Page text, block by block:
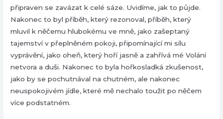
připraven se zavázat k celé sáze. Uvidíme, jak to půjde.
Nakonec to byl příběh, který rezonoval, příběh, který
mluvil k něčemu hlubokému ve mně, jako zašeptaný
tajemství v přeplněném pokoji, připomínající mi sílu
vyprávění, jako oheň, který hoří jasně a zahřívá mé Volání
netvora a duši. Nakonec to byla hořkosladká zkušenost,
jako by se pochutnával na chutném, ale nakonec
neuspokojivém jídle, které mě nechalo toužit po něčem
více podstatném.